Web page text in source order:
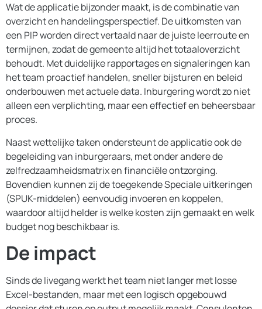
Wat de applicatie bijzonder maakt, is de combinatie van
overzicht en handelingsperspectief. De uitkomsten van
een PIP worden direct vertaald naar de juiste leerroute en
termijnen, zodat de gemeente altijd het totaaloverzicht
behoudt. Met duidelijke rapportages en signaleringen kan
het team proactief handelen, sneller bijsturen en beleid
onderbouwen met actuele data. Inburgering wordt zo niet
alleen een verplichting, maar een effectief en beheersbaar
proces.
Naast wettelijke taken ondersteunt de applicatie ook de
begeleiding van inburgeraars, met onder andere de
zelfredzaamheidsmatrix en financiële ontzorging.
Bovendien kunnen zij de toegekende Speciale uitkeringen
(SPUK-middelen) eenvoudig invoeren en koppelen,
waardoor altijd helder is welke kosten zijn gemaakt en welk
budget nog beschikbaar is.
De impact
Sinds de livegang werkt het team niet langer met losse
Excel-bestanden, maar met een logisch opgebouwd